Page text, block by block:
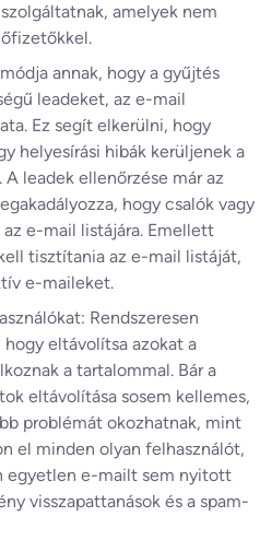
amelyek nem
annak, hogy a gyűjtés
leadeket, az e-mail
Ez segít elkerülni, hogy
helyesírási hibák kerüljenek a
leadek ellenőrzése már az
hogy csalók vagy
e-mail listájára. Emellett
tisztítania az e-mail listáját,
e-maileket.
Rendszeresen
eltávolítsa azokat a
a tartalommal. Bár a
eltávolítása sosem kellemes,
problémát okozhatnak, mint
el minden olyan felhasználót,
egyetlen e-mailt sem nyitott
visszapattanások és a spam-